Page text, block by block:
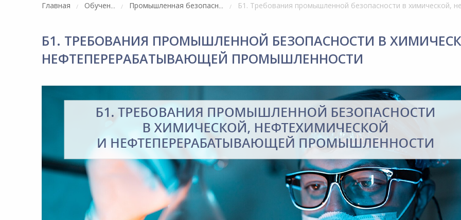
8:00-20:00
Главная Обучение Промышленная безопасность
Б1. ТРЕБОВАНИЯ ПРОМЫШЛЕННОЙ БЕЗОПАСНОСТИ В
НЕФТЕПЕРЕРАБАТЫВАЮЩЕЙ ПРОМЫШЛЕННОСТИ